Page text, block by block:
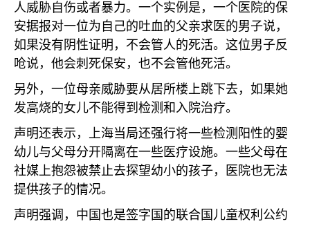
人威胁自伤或者暴力。一个实例是，一个医院的保
安据报对一位为自己的吐血的父亲求医的男子说，
如果没有阴性证明，不会管人的死活。这位男子反
呛说，他会刺死保安，也不会管他死活。
另外，一位母亲威胁要从居所楼上跳下去，如果她
发高烧的女儿不能得到检测和入院治疗。
声明还表示，上海当局还强行将一些检测阳性的婴
幼儿与父母分开隔离在一些医疗设施。一些父母在
社媒上抱怨被禁止去探望幼小的孩子，医院也无法
提供孩子的情况。
声明强调，中国也是签字国的联合国儿童权利公约